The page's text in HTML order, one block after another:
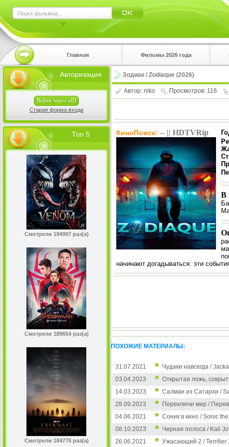
Главная Фильмы 2026 года
Авторизация
Войти через uID
Старая форма входа
Топ 5
Смотрели 194997 раз(а)
Смотрели 189654 раз(а)
Смотрели 184776 раз(а)
Зодиак / Zodiaque (2026)
Автор: niko Просмотров: 116
КиноПоиск: -- || HDTVRip
В
начинают догадываться: эти
Нажмите
!!!Если
верхнем
ПОХОЖИЕ МАТЕРИАЛЫ:
31.07.2021 Чудаки навсегда /
03.04.2023
Открытая ложь,
14.03.2023
Салман из Сатархи /
28.09.2023
Переключи мир /
04.06.2021
Соник в кино / Sonic
08.10.2023
Черная полоса / Kali
26.06.2021
Ужасающий 2 / Terrifier